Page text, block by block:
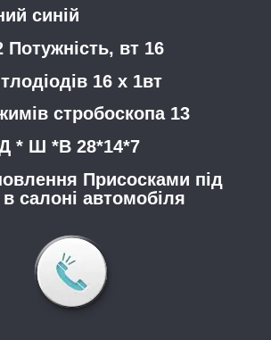
синій
Потужність, вт 16
16 х 1вт
стробоскопа 13
* Ш *В 28*14*7
Присосками під
салоні автомобіля